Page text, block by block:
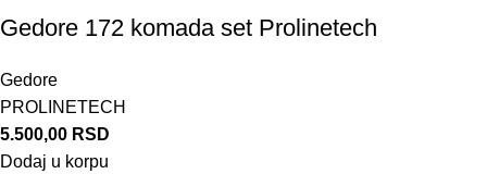
Gedore 172 komada set Prolinetech
Gedore
PROLINETECH
5.500,00 RSD
Dodaj u korpu